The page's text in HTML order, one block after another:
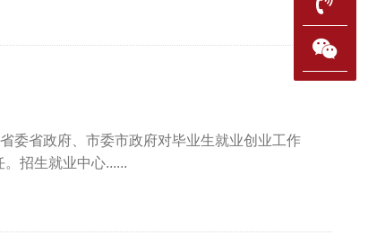
省政府、市委市政府对毕业生就业创业工作
招生就业中心......